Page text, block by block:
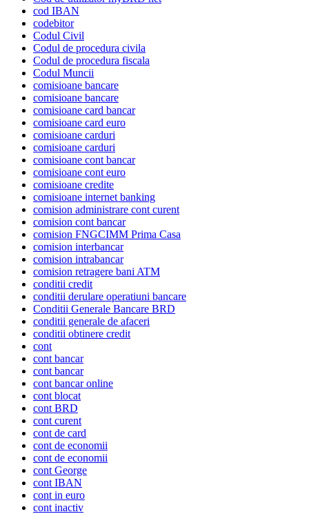
cod IBAN
codebitor
Codul Civil
Codul de procedura civila
Codul de procedura fiscala
Codul Muncii
comisioane bancare
comisioane bancare
comisioane card bancar
comisioane card euro
comisioane carduri
comisioane carduri
comisioane cont bancar
comisioane cont euro
comisioane credite
comisioane internet banking
comision administrare cont curent
comision cont bancar
comision FNGCIMM Prima Casa
comision interbancar
comision intrabancar
comision retragere bani ATM
conditii credit
conditii derulare operatiuni bancare
Conditii Generale Bancare BRD
conditii generale de afaceri
conditii obtinere credit
cont
cont bancar
cont bancar
cont bancar online
cont blocat
cont BRD
cont curent
cont de card
cont de economii
cont de economii
cont George
cont IBAN
cont in euro
cont inactiv